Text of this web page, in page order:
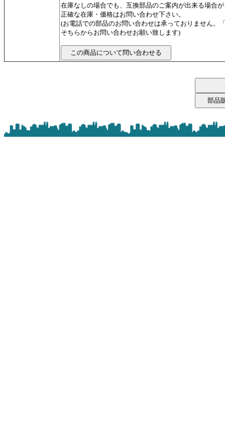
在庫なしの場合でも、互換部品のご案内が出来る場合
正確な在庫・価格はお問い合わせ下さい。
(お電話での部品のお問い合わせは承っておりません。
そちらからお問い合わせお願い致します)